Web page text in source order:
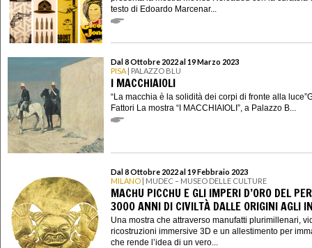
testo di Edoardo Marcenar...
Dal 8 Ottobre 2022 al 19 Marzo 2023
PISA | PALAZZO BLU
I MACCHIAIOLI
“La macchia è la solidità dei corpi di fronte alla
Fattori La mostra “I MACCHIAIOLI”, a Palazzo B...
Dal 8 Ottobre 2022 al 19 Febbraio 2023
MILANO | MUDEC – MUSEO DELLE CULTURE
MACHU PICCHU E GLI IMPERI D’ORO DEL
3000 ANNI DI CIVILTÀ DALLE ORIGINI AGLI
Una mostra che attraverso manufatti plurimillenari,
ricostruzioni immersive 3D e un allestimento per
che rende l’idea di un vero...